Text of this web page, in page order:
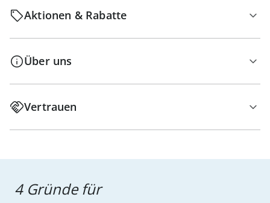
Aktionen & Rabatte
Über uns
Vertrauen
4 Gründe für